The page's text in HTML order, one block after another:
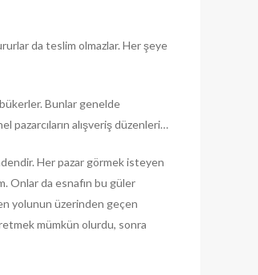
da teslim olmazlar. Her şeye
bükerler. Bunlar genelde
pazarcıların alışveriş düzenleri…
Her pazar görmek isteyen
Onlar da esnafın bu güler
yolunun üzerinden geçen
mümkün olurdu, sonra